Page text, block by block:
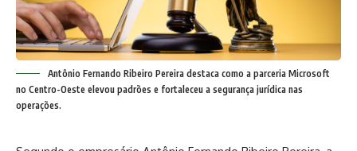
Antônio Fernando Ribeiro Pereira destaca como a parceria Microsoft
no Centro-Oeste elevou padrões e fortaleceu a segurança jurídica nas
operações.